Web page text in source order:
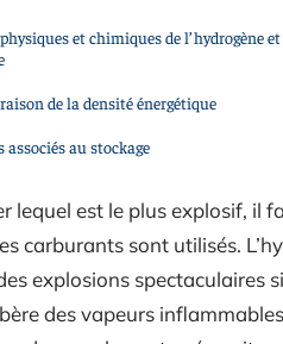
et chimiques de l’hydrogène et
de la densité énergétique
associés au stockage
lequel est le plus explosif, il
carburants sont utilisés.
explosions spectaculaires
des vapeurs